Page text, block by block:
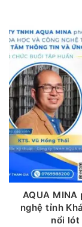
AQUA
nghệ tỉnh
nổi lót